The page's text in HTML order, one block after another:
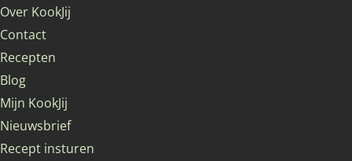
Over KookJij
Contact
Recepten
Blog
Mijn KookJij
Nieuwsbrief
Recept insturen